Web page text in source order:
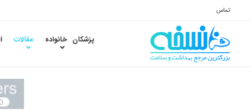
تماس
پزشکان خانواده مقالات